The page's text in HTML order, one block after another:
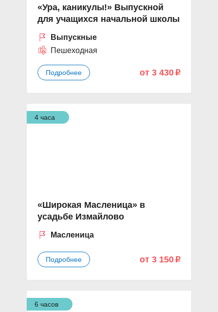
«Ура, каникулы!» Выпускной
для учащихся начальной школы
Выпускные
Пешеходная
Подробнее от 3 430 p
4 часа
«Широкая Масленица» в
усадьбе Измайлово
Масленица
Подробнее от 3 150 p
6 часов